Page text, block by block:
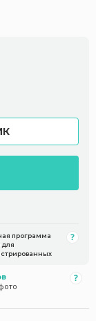
программа
для